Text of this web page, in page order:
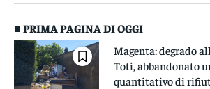
■ PRIMA PAGINA DI OGGI
Magenta: degrado
Toti, abbandonato
quantitativo di